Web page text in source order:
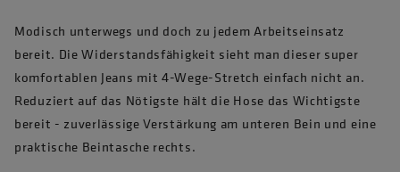
Modisch unterwegs und doch zu jedem Arbeitseinsatz
bereit. Die Widerstandsfähigkeit sieht man dieser super
komfortablen Jeans mit 4-Wege-Stretch einfach nicht an.
Reduziert auf das Nötigste hält die Hose das Wichtigste
bereit - zuverlässige Verstärkung am unteren Bein und eine
praktische Beintasche rechts.